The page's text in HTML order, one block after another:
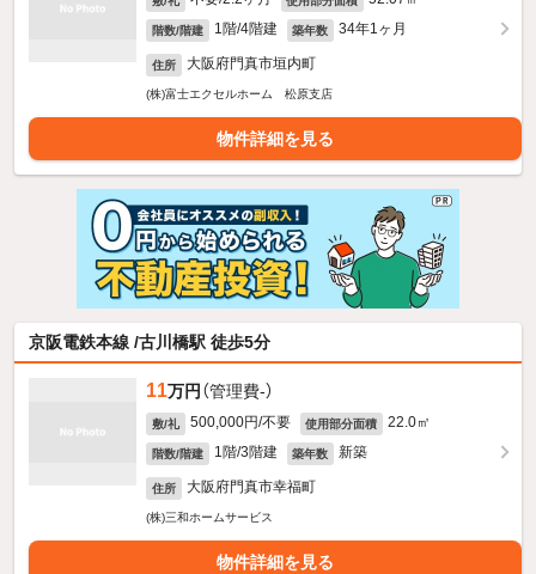
階数/階建 1階/4階建 築年数 34年1ヶ月
住所 大阪府門真市垣内町
(株)富士エクセルホーム 松原支店
物件詳細を見る
京阪電鉄本線 /古川橋駅 徒歩5分
11万円 （管理費-）
敷/礼 500,000円/不要 使用部分面積 22.0㎡
階数/階建 1階/3階建 築年数 新築
住所 大阪府門真市幸福町
(株)三和ホームサービス
物件詳細を見る